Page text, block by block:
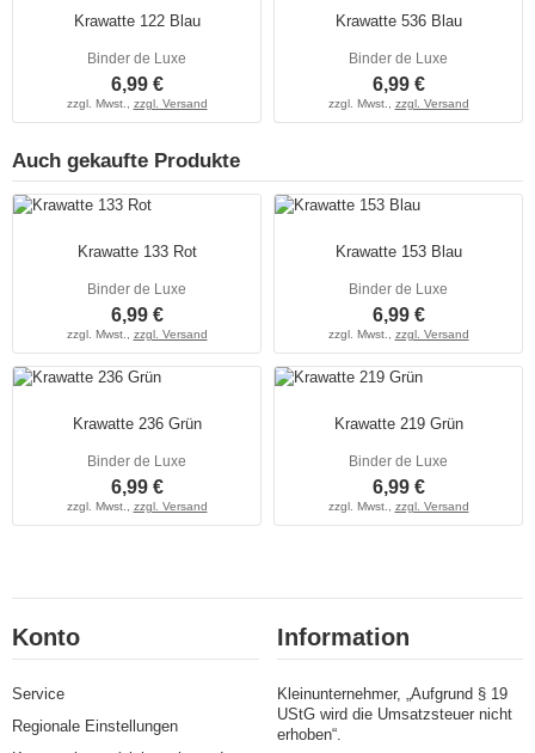
Krawatte 122 Blau
Binder de Luxe
6,99 €
zzgl. Mwst., zzgl. Versand
Krawatte 536 Blau
Binder de Luxe
6,99 €
zzgl. Mwst., zzgl. Versand
Auch gekaufte Produkte
Krawatte 133 Rot
Binder de Luxe
6,99 €
zzgl. Mwst., zzgl. Versand
Krawatte 153 Blau
Binder de Luxe
6,99 €
zzgl. Mwst., zzgl. Versand
Krawatte 236 Grün
Binder de Luxe
6,99 €
zzgl. Mwst., zzgl. Versand
Krawatte 219 Grün
Binder de Luxe
6,99 €
zzgl. Mwst., zzgl. Versand
Konto
Service
Regionale Einstellungen
Information
Kleinunternehmer, „Aufgrund § 19
UStG wird die Umsatzsteuer nicht
erhoben“.